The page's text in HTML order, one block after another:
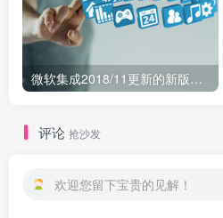
微软集成2018/11更新的新版Windows 7镜像和简体中文语言包
评论 抢沙发
欢迎您留下宝贵的见解！